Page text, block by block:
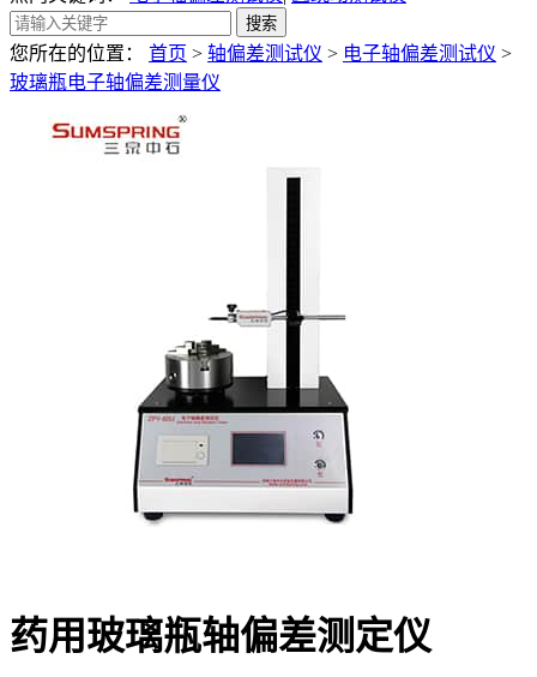
您所在的位置： 首页 > 轴偏差测试仪 > 电子轴偏差测试仪 >
玻璃瓶电子轴偏差测量仪
药用玻璃瓶轴偏差测定仪